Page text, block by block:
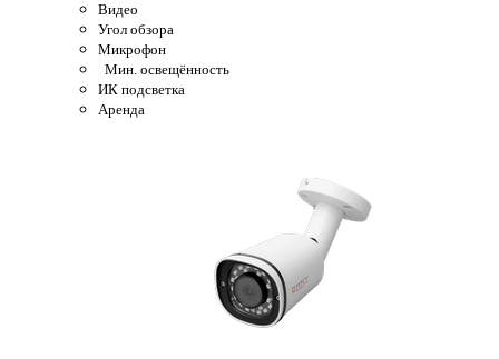
Видео
Угол обзора
Микрофон
Мин. освещённость
ИК подсветка
Аренда